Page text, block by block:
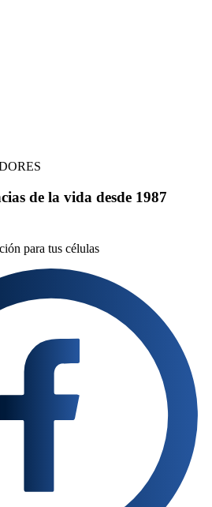
de la vida desde 1987
para tus células